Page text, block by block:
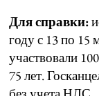
Для справки:
году с 13 по 15
участвовали
75 лет.